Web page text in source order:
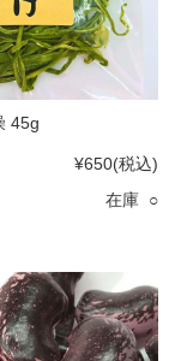
45g
¥650(税込)
在庫 ○